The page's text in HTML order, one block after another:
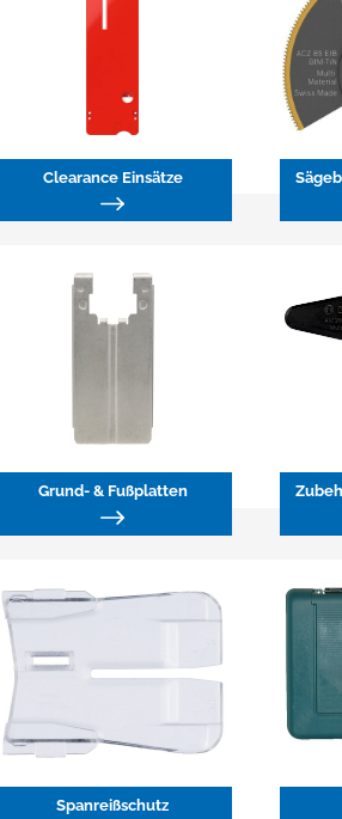
Clearance Einsätze
Grund- & Fußplatten
Spanreißschutz